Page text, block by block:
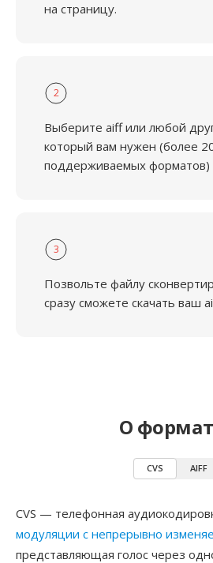
на страницу.
2
Выберите aiff или любой
который вам нужен (более
поддерживаемых форматов)
3
Позвольте файлу
сразу сможете скачать ваш
О
CVS AIFF
CVS — телефонная
модуляции с непрерывно
представляющая голос через